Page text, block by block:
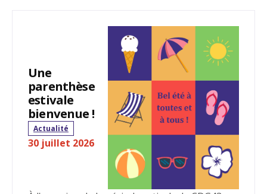
Une
parenthèse
estivale
bienvenue !
Actualité
30 juillet 2026